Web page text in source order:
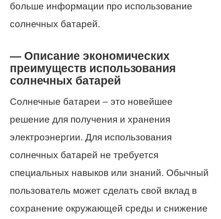
больше информации про использование
солнечных батарей.
— Описание экономических
преимуществ использования
солнечных батарей
Солнечные батареи – это новейшее
решение для получения и хранения
электроэнергии. Для использования
солнечных батарей не требуется
специальных навыков или знаний. Обычный
пользователь может сделать свой вклад в
сохранение окружающей среды и снижение